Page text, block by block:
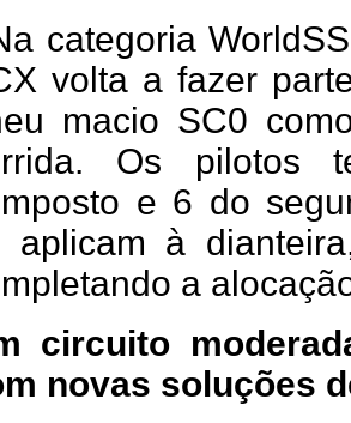
categoria
volta a fazer
macio SC0
Os pilotos
e 6 do
aplicam à
a
circuito
novas soluções